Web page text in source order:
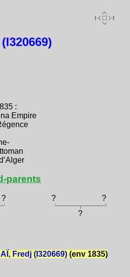
:
Empire
parents
? ?
?
?
Fredj (I320669)(env 1835)